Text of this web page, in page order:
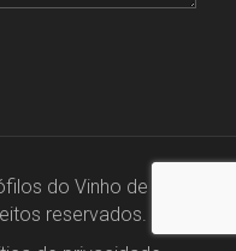
do Vinho de
reservados.